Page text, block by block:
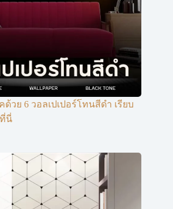
วย 6 วอลเปเปอร์โทนสีดำ เรียบ
นี่